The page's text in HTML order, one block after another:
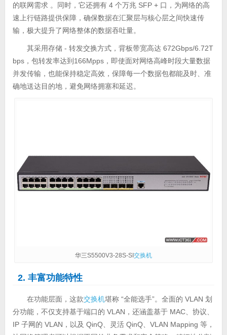
的联网需求 。同时，它还拥有 4 个万兆 SFP + 口，为网络的高
速上行链路提供保障，确保数据在汇聚层与核心层之间快速传
输，极大提升了网络整体的数据吞吐量。
其采用存储 - 转发交换方式，背板带宽高达 672Gbps/6.72T
bps，包转发率达到166Mpps，即使面对网络高峰时段大量数据
并发传输，也能保持稳定高效，保障每一个数据包都能及时、准
确地送达目的地，避免网络拥塞和延迟。
华三S5500V3-28S-SI交换机
2. 丰富功能特性
在功能层面，这款交换机堪称 “全能选手”。全面的 VLAN 划
分功能，不仅支持基于端口的 VLAN，还涵盖基于 MAC、协议、
IP 子网的 VLAN，以及 QinQ、灵活 QinQ、VLAN Mapping 等，